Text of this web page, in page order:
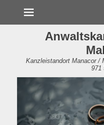
Kanzleistandort Manacor /
971